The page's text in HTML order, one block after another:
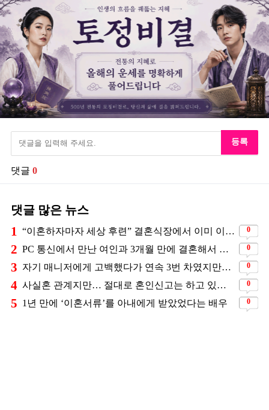
등록
댓글 0
댓글 많은 뉴스
1 “이혼하자마자 세상 후련” 결혼식장에서 이미 이혼을 직감했었다는 배우 0
2 PC 통신에서 만난 여인과 3개월 만에 결혼해서 잘 살고 있는 배우 0
3 자기 매니저에게 고백했다가 연속 3번 차였지만… 결국 결혼에 성공한 배우 0
4 사실혼 관계지만… 절대로 혼인신고는 하고 있지 않다는 배우 0
5 1년 만에 ‘이혼서류’를 아내에게 받았었다는 배우 0